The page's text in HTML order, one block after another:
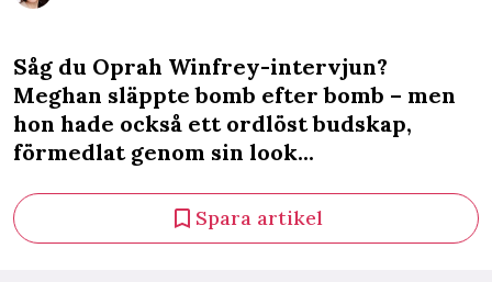
Såg du Oprah Winfrey-intervjun?
Meghan släppte bomb efter bomb – men
hon hade också ett ordlöst budskap,
förmedlat genom sin look...
Spara artikel